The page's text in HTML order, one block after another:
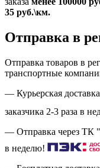
35 руб.\км.
Отправка в
Отправка товаров в
транспортные
— Курьерская
заказчика 2-3 раза в
— Отправка через ТК
в неделю!